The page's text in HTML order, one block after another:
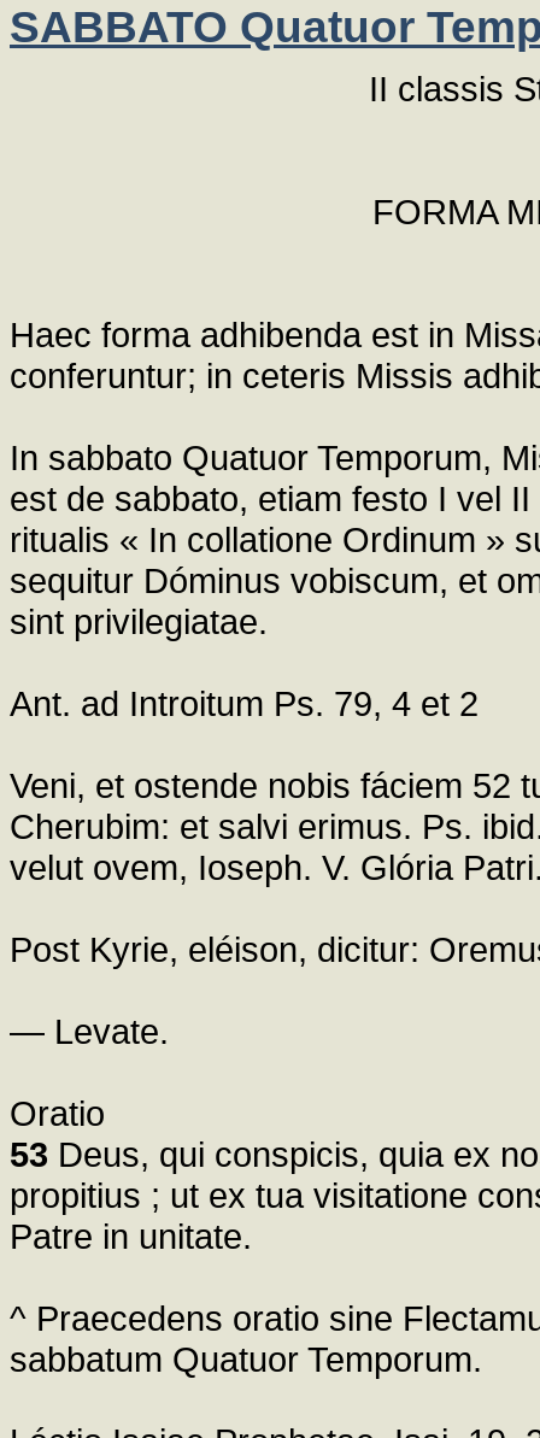
SABBATO Quatuor
II classis
FORMA
Haec forma adhibenda est in
conferuntur; in ceteris Missis
In sabbato Quatuor Temporum,
est de sabbato, etiam festo I vel
ritualis « In collatione Ordinum »
sequitur Dóminus vobiscum, et
sint privilegiatae.
Ant. ad Introitum Ps. 79, 4 et 2
Veni, et ostende nobis fáciem 52
Cherubim: et salvi erimus. Ps.
velut ovem, Ioseph. V. Glória
Post Kyrie, eléison, dicitur:
— Levate.
Oratio
53 Deus, qui conspicis, quia ex
propitius ; ut ex tua visitatione
Patre in unitate.
^ Praecedens oratio sine
sabbatum Quatuor Temporum.